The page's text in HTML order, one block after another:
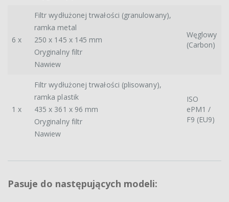
6 x
Filtr wydłużonej trwałości (granulowany),
ramka metal
250 x 145 x 145 mm
Oryginalny filtr
Nawiew
Węglowy
(Carbon)
1 x
Filtr wydłużonej trwałości (plisowany),
ramka plastik
435 x 361 x 96 mm
Oryginalny filtr
Nawiew
ISO
ePM1 /
F9 (EU9)
Pasuje do następujących modeli: